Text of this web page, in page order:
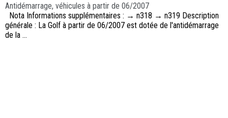
Antidémarrage, véhicules à partir de 06/2007
Nota Informations supplémentaires : → n318 → n319 Description
générale : La Golf à partir de 06/2007 est dotée de l'antidémarrage
de la ...